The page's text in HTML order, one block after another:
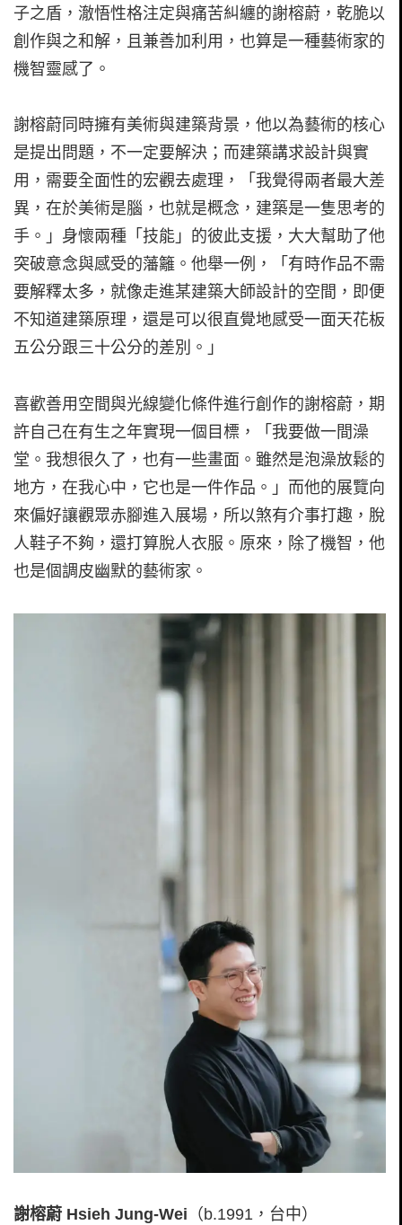
子之盾，澈悟性格注定與痛苦糾纏的謝榕蔚，乾脆以
創作與之和解，且兼善加利用，也算是一種藝術家的
機智靈感了。
謝榕蔚同時擁有美術與建築背景，他以為藝術的核心
是提出問題，不一定要解決；而建築講求設計與實
用，需要全面性的宏觀去處理，「我覺得兩者最大差
異，在於美術是腦，也就是概念，建築是一隻思考的
手。」身懷兩種「技能」的彼此支援，大大幫助了他
突破意念與感受的藩籬。他舉一例，「有時作品不需
要解釋太多，就像走進某建築大師設計的空間，即便
不知道建築原理，還是可以很直覺地感受一面天花板
五公分跟三十公分的差別。」
喜歡善用空間與光線變化條件進行創作的謝榕蔚，期
許自己在有生之年實現一個目標，「我要做一間澡
堂。我想很久了，也有一些畫面。雖然是泡澡放鬆的
地方，在我心中，它也是一件作品。」而他的展覽向
來偏好讓觀眾赤腳進入展場，所以煞有介事打趣，脫
人鞋子不夠，還打算脫人衣服。原來，除了機智，他
也是個調皮幽默的藝術家。
謝榕蔚 Hsieh Jung-Wei （b.1991，台中）